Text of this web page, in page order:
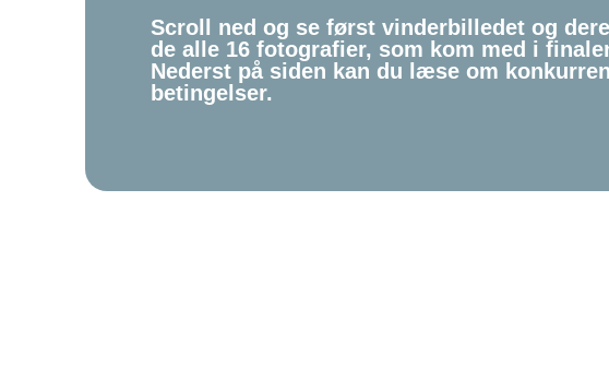
Nøj, det er
Scroll ned og se først vinderbilledet og
de alle 16 fotografier, som kom med i
Nederst på siden kan du læse om
betingelser.